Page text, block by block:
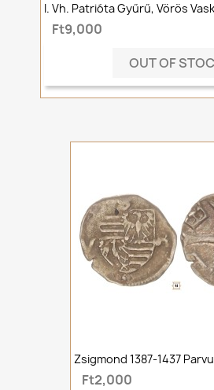
I. Vh. Patrióta Gyűrű, Vörös
Ft9,000
OUT OF
Zsigmond 1387-1437
Ft2,000